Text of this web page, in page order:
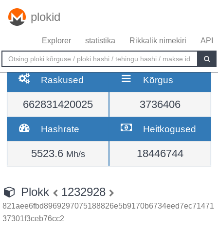
plokid
Explorer statistika Rikkalik nimekiri API
Raskused
662831420025
Kõrgus
3736406
Hashrate
5523.6 Mh/s
Heitkogused
18446744
Plokk 1232928
821aee6fbd8969297075188826e5b9170b6734eed7ec71471
37301f3ceb76cc2